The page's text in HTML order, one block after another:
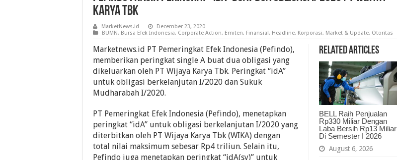
Karya Tbk
MarketNews.id
December 23, 2020
BUMN, Bursa Efek Indonesia, Corporate Action, Emiten, Finansial , Headline, Korporasi, Market & Update, Otoritas
Related Articles
BELL Raih Penjualan
Rp330 Miliar Dengan
Laba Bersih Rp13 Miliar
Di Semester I 2026
August 6, 2026
Marketnews.id PT Pemeringkat Efek Indonesia (Pefindo),
memberikan peringkat single A buat dua obligasi yang
dikeluarkan oleh PT Wijaya Karya Tbk. Peringkat “idA”
untuk obligasi berkelanjutan I/2020 dan Sukuk
Mudharabah I/2020.
PT Pemeringkat Efek Indonesia (Pefindo), menetapkan
peringkat “idA” untuk obligasi berkelanjutan I/2020 yang
diterbitkan oleh PT Wijaya Karya Tbk (WIKA) dengan
total nilai maksimum sebesar Rp4 triliun. Selain itu,
Pefindo juga menetapkan peringkat “idA(sy)” untuk